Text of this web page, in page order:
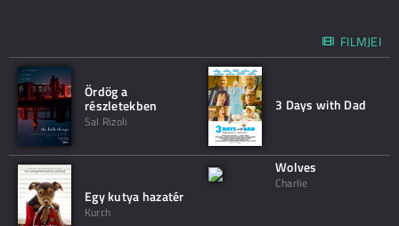
FILMJEI
Ördög a
részletekben
Sal Rizoli
3 Days with Dad
Egy kutya hazatér
Kurch
Wolves
Charlie